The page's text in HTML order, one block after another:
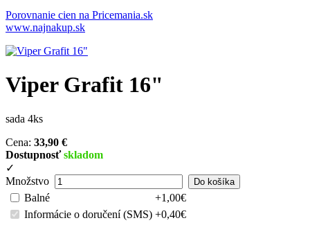
Porovnanie cien na Pricemania.sk
www.najnakup.sk
Viper Grafit 16"
sada 4ks
Cena: 33,90 €
Dostupnosť skladom
✓
Množstvo
Balné
+1,00€
Informácie o doručení (SMS) +0,40€